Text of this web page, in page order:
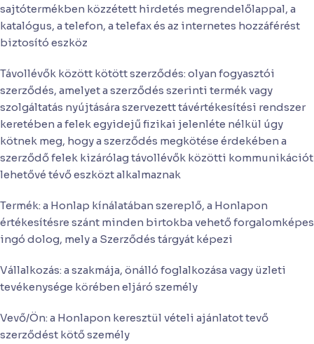
sajtótermékben közzétett hirdetés megrendelőlappal, a
katalógus, a telefon, a telefax és az internetes hozzáférést
biztosító eszköz
Távollévők között kötött szerződés: olyan fogyasztói
szerződés, amelyet a szerződés szerinti termék vagy
szolgáltatás nyújtására szervezett távértékesítési rendszer
keretében a felek egyidejű fizikai jelenléte nélkül úgy
kötnek meg, hogy a szerződés megkötése érdekében a
szerződő felek kizárólag távollévők közötti kommunikációt
lehetővé tévő eszközt alkalmaznak
Termék: a Honlap kínálatában szereplő, a Honlapon
értékesítésre szánt minden birtokba vehető forgalomképes
ingó dolog, mely a Szerződés tárgyát képezi
Vállalkozás: a szakmája, önálló foglalkozása vagy üzleti
tevékenysége körében eljáró személy
Vevő/Ön: a Honlapon keresztül vételi ajánlatot tevő
szerződést kötő személy